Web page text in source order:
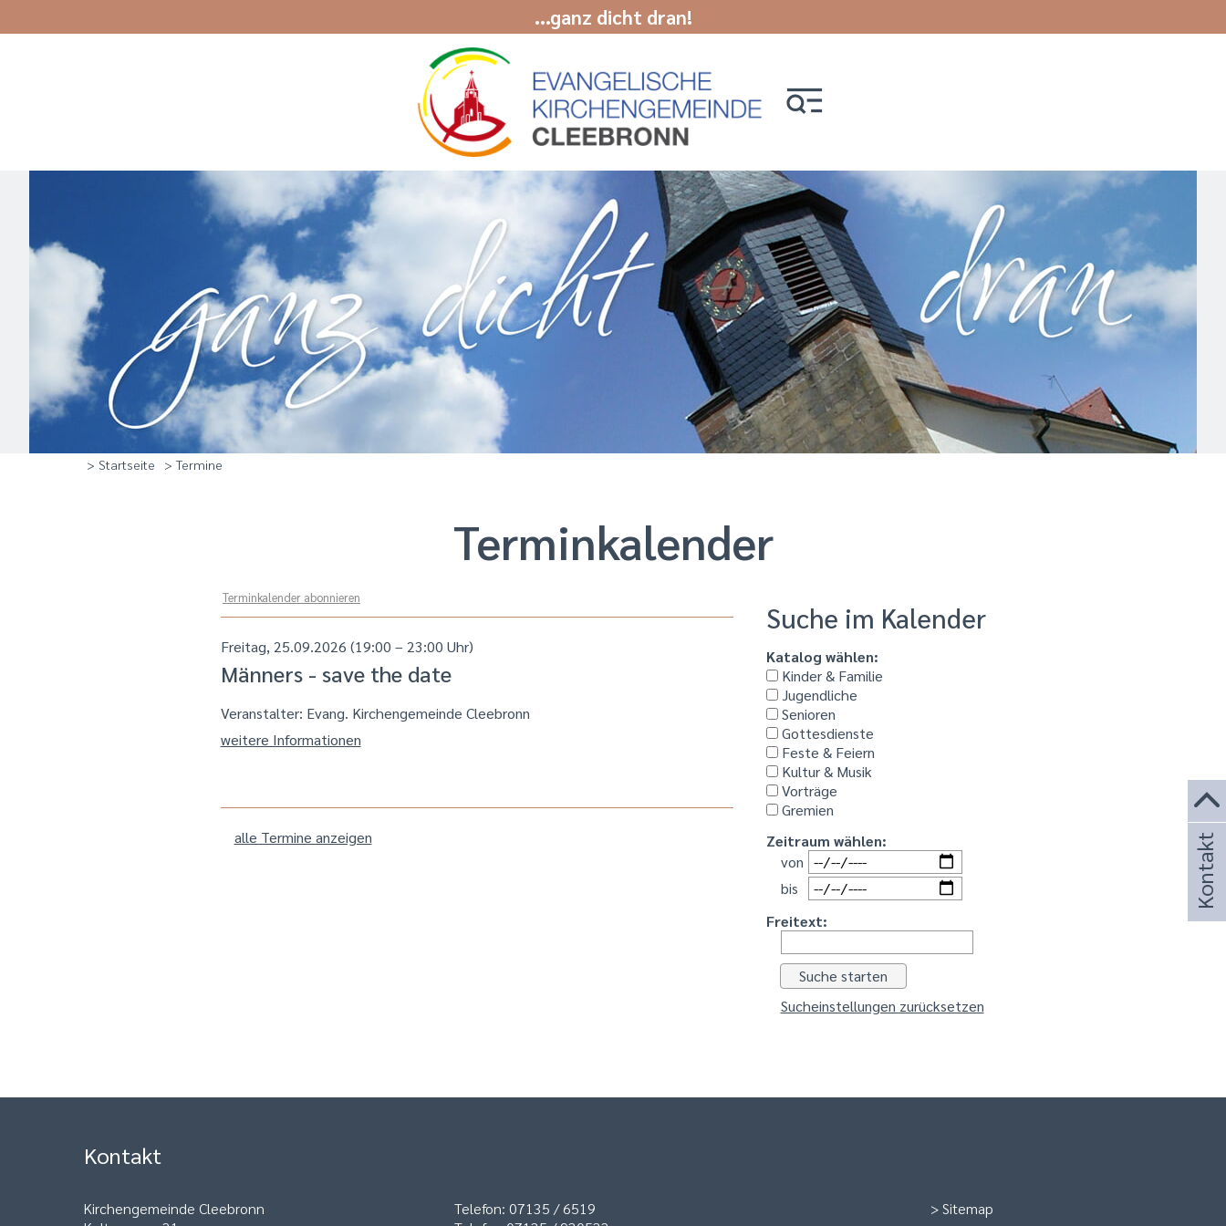
...ganz dicht dran!
> Startseite > Termine
Termin­kalender
Suche im Kalender
Katalog wählen:
Kinder & Familie
Jugendliche
Senioren
Gottesdienste
Feste & Feiern
Kultur & Musik
Vorträge
Gremien
Zeitraum wählen:
von
bis
Freitext:
Sucheinstellungen zurücksetzen
Terminkalender abonnieren
Freitag, 25.09.2026 (19:00 – 23:00 Uhr)
Männers - save the date
Veranstalter: Evang. Kirchengemeinde Cleebronn
weitere Informationen
alle Termine anzeigen
Kontakt
Kirchengemeinde Cleebronn
Telefon: 07135 / 6519
>Sitemap
Kontakt